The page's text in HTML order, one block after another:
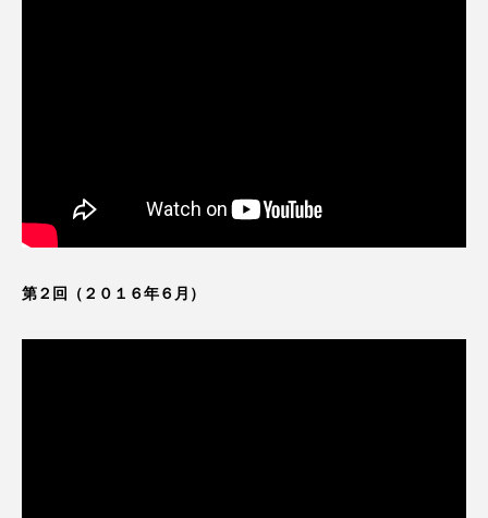
第２回（２０１６年６月）